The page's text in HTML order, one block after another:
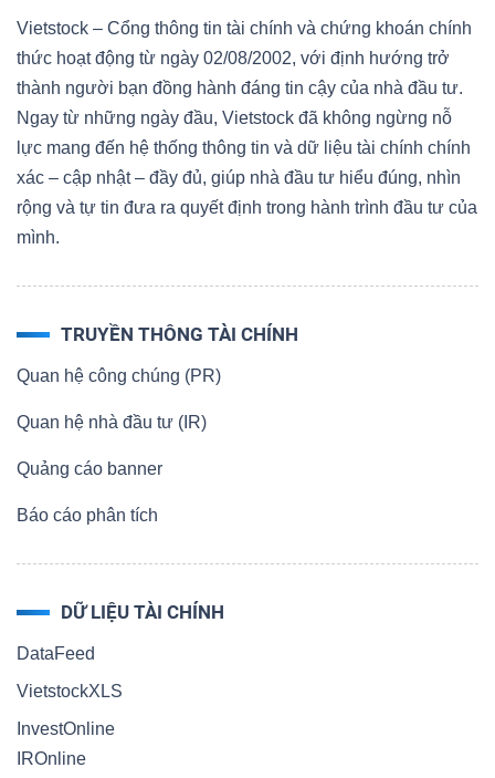
Vietstock – Cổng thông tin tài chính và chứng khoán chính
thức hoạt động từ ngày 02/08/2002, với định hướng trở
thành người bạn đồng hành đáng tin cậy của nhà đầu tư.
Ngay từ những ngày đầu, Vietstock đã không ngừng nỗ
lực mang đến hệ thống thông tin và dữ liệu tài chính chính
xác – cập nhật – đầy đủ, giúp nhà đầu tư hiểu đúng, nhìn
rộng và tự tin đưa ra quyết định trong hành trình đầu tư của
mình.
TRUYỀN THÔNG TÀI CHÍNH
Quan hệ công chúng (PR)
Quan hệ nhà đầu tư (IR)
Quảng cáo banner
Báo cáo phân tích
DỮ LIỆU TÀI CHÍNH
DataFeed
VietstockXLS
InvestOnline
IROnline